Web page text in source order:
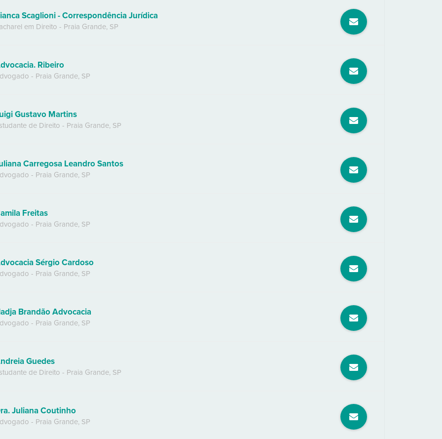
Scaglioni - Correspondência Jurídica
em Direito - Praia Grande, SP
Ribeiro
- Praia Grande, SP
Gustavo Martins
de Direito - Praia Grande, SP
Carregosa Leandro Santos
- Praia Grande, SP
Freitas
- Praia Grande, SP
Sérgio Cardoso
- Praia Grande, SP
Brandão Advocacia
- Praia Grande, SP
Guedes
de Direito - Praia Grande, SP
Juliana Coutinho
- Praia Grande, SP